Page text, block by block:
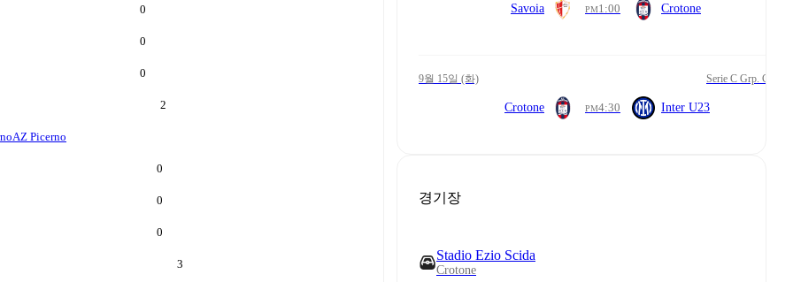
0
0
0
2
AZ Picerno
0
0
0
3
Savoia PM1:00 Crotone
9월 15일 (화) Serie C Grp. C
Crotone PM4:30 Inter U23
경기장
Stadio Ezio Scida
Crotone